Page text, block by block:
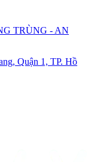
TRÙNG - AN
Quận 1, TP. Hồ